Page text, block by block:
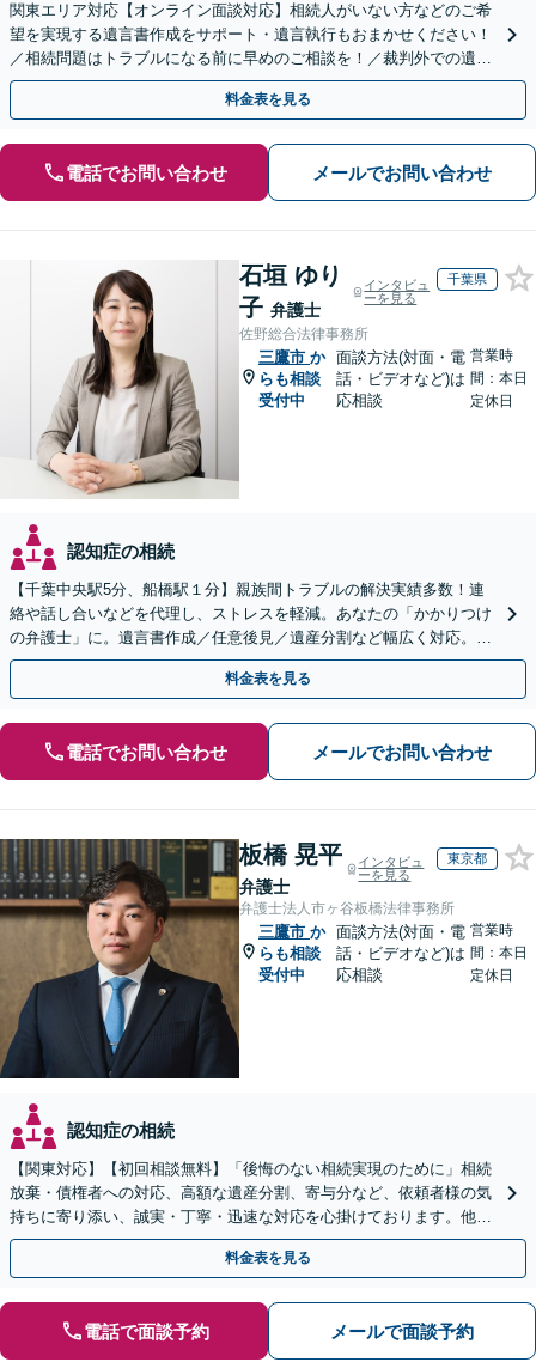
関東エリア対応【オンライン面談対応】相続人がいない方などのご希
望を実現する遺言書作成をサポート・遺言執行もおまかせください！
／相続問題はトラブルになる前に早めのご相談を！／裁判外での遺産
分割協議の経験多数【完全個室】
料金表を見る
電話でお問い合わせ メールでお問い合わせ
石垣 ゆり
子 弁護士
インタビュ
ーを見る
千葉県
佐野総合法律事務所
三鷹市 か
らも相談
受付中
面談方法(対面・電
話・ビデオなど)は
応相談
営業時
間：本日
定休日
認知症の相続
【千葉中央駅5分、船橋駅１分】親族間トラブルの解決実績多数！連
絡や話し合いなどを代理し、ストレスを軽減。あなたの「かかりつけ
の弁護士」に。遺言書作成／任意後見／遺産分割など幅広く対応。お
気軽にご相談ください！【初回来所相談30分無料】
料金表を見る
電話でお問い合わせ メールでお問い合わせ
板橋 晃平
弁護士
インタビュ
ーを見る
東京都
弁護士法人市ヶ谷板橋法律事務所
三鷹市 か
らも相談
受付中
面談方法(対面・電
話・ビデオなど)は
応相談
営業時
間：本日
定休日
認知症の相続
【関東対応】【初回相談無料】「後悔のない相続実現のために」相続
放棄・債権者への対応、高額な遺産分割、寄与分など、依頼者様の気
持ちに寄り添い、誠実・丁寧・迅速な対応を心掛けております。他士
業とも連携し円滑な相続を目指します【夜間相談可】
料金表を見る
電話で面談予約 メールで面談予約